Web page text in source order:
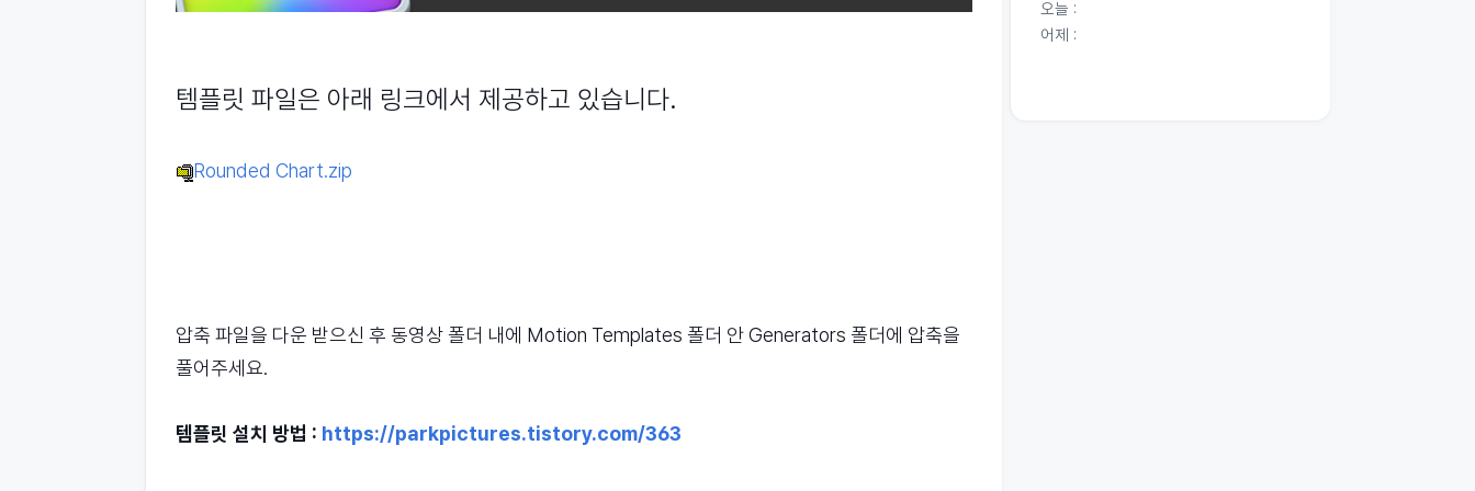
템플릿 파일은 아래 링크에서 제공하고 있습니다.
Rounded Chart.zip
압축 파일을 다운 받으신 후 동영상 폴더 내에 Motion Templates 폴더 안 Generators 폴더에 압축을
풀어주세요.
템플릿 설치 방법 : https://parkpictures.tistory.com/363
오늘 :
어제 :